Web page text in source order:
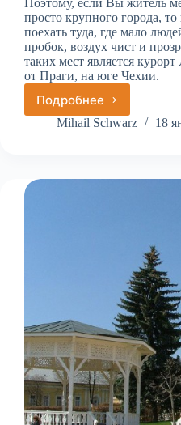
Поэтому, если Вы житель
просто крупного города,
поехать туда, где мало
пробок, воздух чист и
таких мест является
от Праги, на юге Чехии.
ПодробнееЛугачовице
Mihail Schwarz 18